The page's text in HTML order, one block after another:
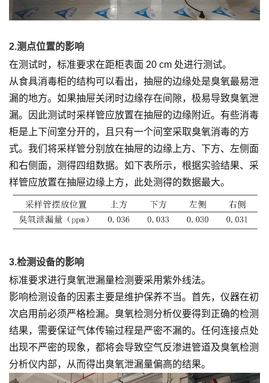
2.测点位置的影响
在测试时，标准要求在距柜表面 20 cm 处进行测试。
从食具消毒柜的结构可以看出，抽屉的边缘处是臭氧最易泄
漏的地方。如果抽屉关闭时边缘存在间隙，极易导致臭氧泄
漏。因此测试时采样管应放置在抽屉的边缘附近。有些消毒
柜是上下间室分开的，且只有一个间室采取臭氧消毒的方
式。我们将采样管分别放在抽屉的边缘上方、下方、左侧面
和右侧面，测得四组数据。如下表所示，根据实验结果、采
样管应放置在抽屉边缘上方，此处测得的数据最大。
3.检测设备的影响
标准要求进行臭氧泄漏量检测要采用紫外线法。
影响检测设备的因素主要是维护保养不当。首先，仪器在初
次启用前必须严格检漏。臭氧检测分析仪要得到正确的检测
结果，需要保证气体传输过程是严密不漏的。任何连接点处
出现不严密的现象，都将会导致空气反渗进管道及臭氧检测
分析仪内部，从而得出臭氧泄漏量偏高的结果。